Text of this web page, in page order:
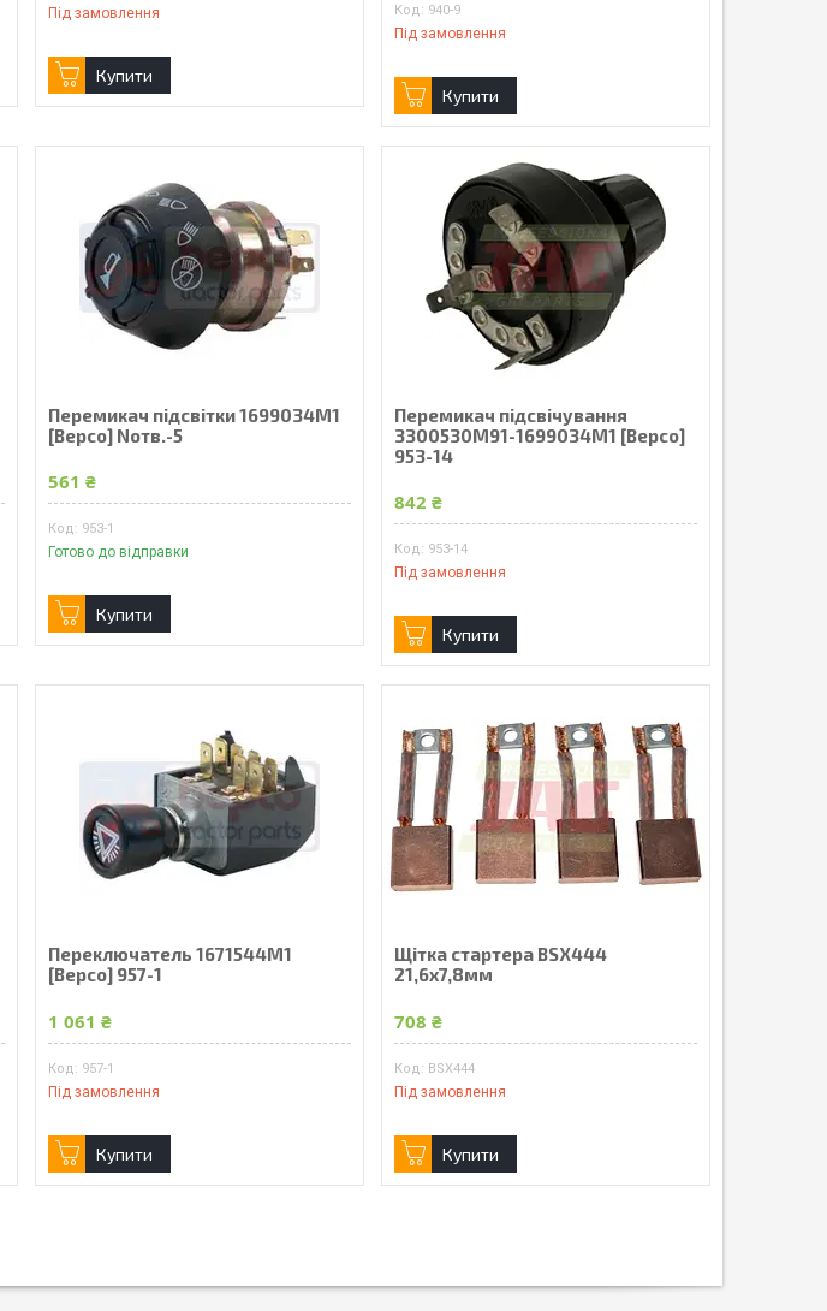
Під замовлення
Купити
940-9
Під замовлення
Купити
Перемикач підсвітки 1699034M1
[Bepco] Nотв.-5
561 ₴
953-1
Готово до відправки
Купити
Перемикач підсвічування
3300530M91-1699034M1 [Bepco]
953-14
842 ₴
953-14
Під замовлення
Купити
Переключатель 1671544M1
[Bepco] 957-1
1 061 ₴
957-1
Під замовлення
Купити
Щітка стартера BSX444
21,6х7,8мм
708 ₴
BSX444
Під замовлення
Купити